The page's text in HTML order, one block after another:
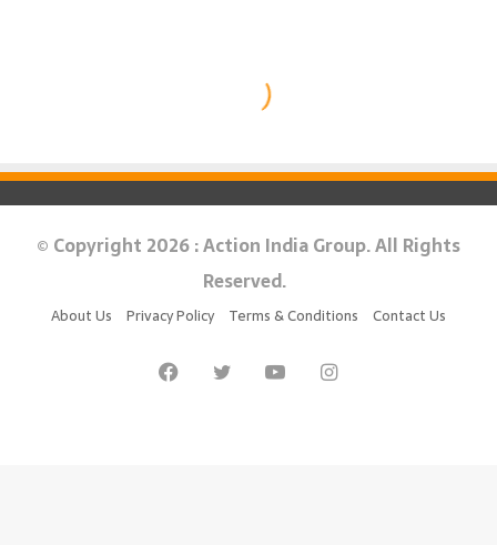
© Copyright 2026 : Action India Group. All Rights
Reserved.
About Us Privacy Policy Terms & Conditions Contact Us
FacebookTwitter YouTubeInstagram